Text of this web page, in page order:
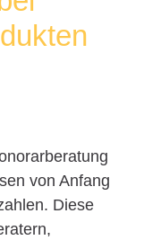
von Anfang
Diese